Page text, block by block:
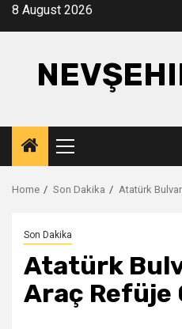
Skip8 August 2026
Primary
Menu
Home Son Dakika Atatürk
Son Dakika
Atatürk
Araç Refüje